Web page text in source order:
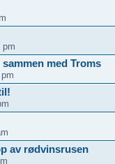
pm
med Troms
av rødvinsrusen